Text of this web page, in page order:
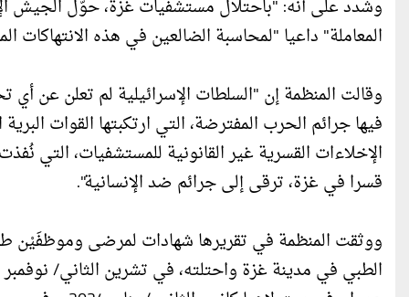
وشدد على أنه: "باحتلال مستشفيات غزة، حوّل الجيش
المعاملة" داعيا "لمحاسبة الضالعين في هذه الانتهاكات
وقالت المنظمة إن "السلطات الإسرائيلية لم تعلن عن أي
فيها جرائم الحرب المفترضة، التي ارتكبتها القوات
الإخلاءات القسرية غير القانونية للمستشفيات، التي
قسرا في غزة، ترقى إلى جرائم ضد الإنسانية".
ووثقت المنظمة في تقريرها شهادات لمرضى وموظفَيْن